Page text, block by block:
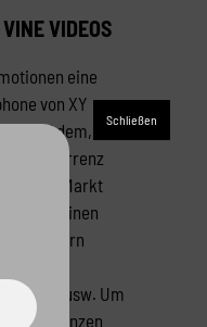
VIDEOS
eine
von XY
und dem,
Konkurrenz
Der Markt
erscheinen
begeistern
größer, usw. Um
ergänzen